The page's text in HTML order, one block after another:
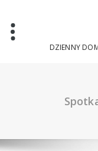
content
DZIENNY